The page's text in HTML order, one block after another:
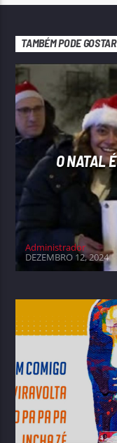
TAMBÉM PODE GOSTAR
O NATAL
Administrador
DEZEMBRO 12, 2024